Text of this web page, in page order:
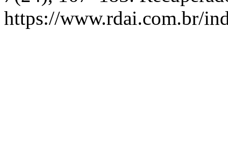
https://www.rdai.com.br/